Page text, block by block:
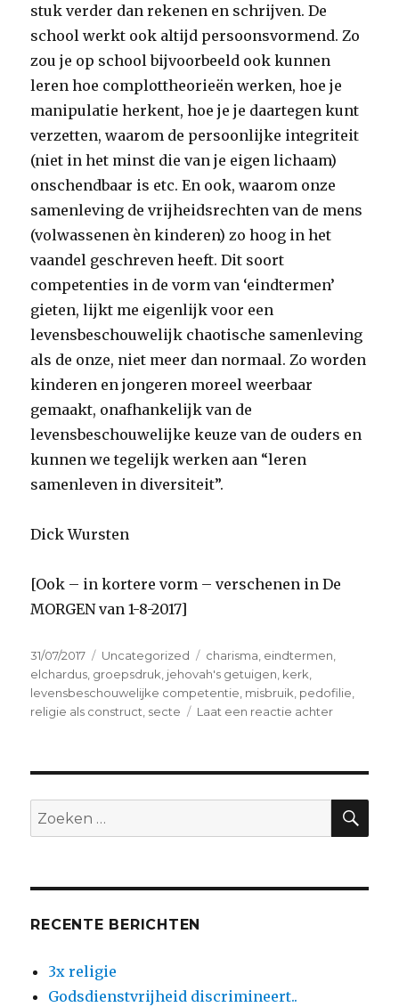
stuk verder dan rekenen en schrijven. De
school werkt ook altijd persoonsvormend. Zo
zou je op school bijvoorbeeld ook kunnen
leren hoe complottheorieën werken, hoe je
manipulatie herkent, hoe je je daartegen kunt
verzetten, waarom de persoonlijke integriteit
(niet in het minst die van je eigen lichaam)
onschendbaar is etc. En ook, waarom onze
samenleving de vrijheidsrechten van de mens
(volwassenen èn kinderen) zo hoog in het
vaandel geschreven heeft. Dit soort
competenties in de vorm van ‘eindtermen’
gieten, lijkt me eigenlijk voor een
levensbeschouwelijk chaotische samenleving
als de onze, niet meer dan normaal. Zo worden
kinderen en jongeren moreel weerbaar
gemaakt, onafhankelijk van de
levensbeschouwelijke keuze van de ouders en
kunnen we tegelijk werken aan “leren
samenleven in diversiteit”.
Dick Wursten
[Ook – in kortere vorm – verschenen in De
MORGEN van 1-8-2017]
Geplaatst
op
31/07/2017 Categorieën
Uncategorized Tags
charisma, eindtermen,
elchardus, groepsdruk, jehovah's getuigen, kerk,
levensbeschouwelijke competentie, misbruik, pedofilie,
religie als construct, secte Laat een reactie achterop
Zoeken
naar:
RECENTE BERICHTEN
3x religie
Godsdienstvrijheid discrimineert..